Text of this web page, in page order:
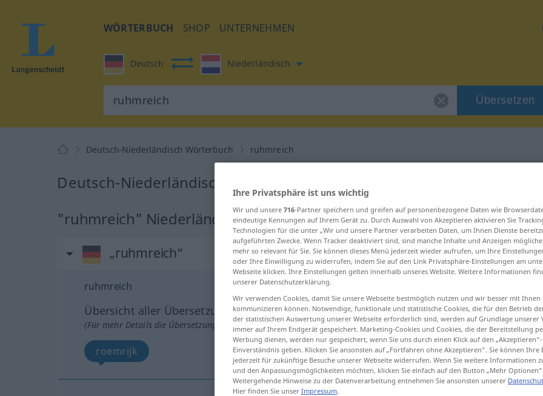
WÖRTERBUCH SHOP UNTERNEHMEN
Deutsch Niederländisch
Übersetzen
Deutsch-Niederländisch Wörterbuch ruhmreich
Deutsch-Niederländisch Übersetzung für "ruhmreich"
"ruhmreich" Niederländisch Übersetzung
„ruhmreich“
ruhmreich
Übersicht aller Übersetzungen
(Für mehr Details die Übersetzung anklicken/antippen)
roemrijk
Ihre Privatsphäre ist uns wichtig
Wir und unsere 716-Partner speichern und greifen auf personenbezogene Daten wie
eindeutige Kennungen auf Ihrem Gerät zu. Durch Auswahl von Akzeptieren aktivieren Sie
Technologien für die unter „Wir und unsere Partner verarbeiten Daten, um Ihnen Dienste
aufgeführten Zwecke. Wenn Tracker deaktiviert sind, sind manche Inhalte und Anzeigen
mehr so relevant für Sie. Sie können dieses Menü jederzeit wieder aufrufen, um Ihre
oder Ihre Einwilligung zu widerrufen, indem Sie auf den Link Privatsphäre-Einstellungen am
Webseite klicken. Ihre Einstellungen gelten innerhalb unseres Website. Weitere Informationen
unserer Datenschutzerklärung.
Wir verwenden Cookies, damit Sie unsere Webseite bestmöglich nutzen und wir besser mit Ihnen
kommunizieren können. Notwendige, funktionale und statistische Cookies, die für den Betrieb
der statistischen Auswertung unserer Webseite erforderlich sind, werden auf Grundlage unserer
immer auf Ihrem Endgerät gespeichert. Marketing-Cookies und Cookies, die der Bereitstellung
Werbung dienen, werden nur gespeichert, wenn Sie uns durch einen Klick auf den
Einverständnis geben. Klicken Sie ansonsten auf „Fortfahren ohne Akzeptieren“. Sie können
jederzeit für zukünftige Besuche unserer Webseite widerrufen. Wenn Sie weitere Informationen
und den Anpassungsmöglichkeiten möchten, klicken Sie einfach auf den Button „Mehr
Weitergehende Hinweise zu der Datenverarbeitung entnehmen Sie ansonsten unserer
Hier finden Sie unser Impressum.